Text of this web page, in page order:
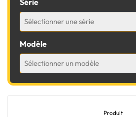
Série
Sélectionner une série
Modèle
Sélectionner un modèle
Produit